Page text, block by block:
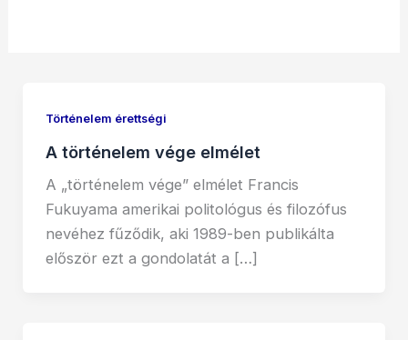
Történelem érettségi
A történelem vége elmélet
A „történelem vége” elmélet Francis
Fukuyama amerikai politológus és filozófus
nevéhez fűződik, aki 1989-ben publikálta
először ezt a gondolatát a […]